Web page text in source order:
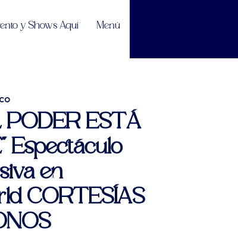
y Shows Aquí Menú
ESTÁ
Espectáculo
en
CORTESÍAS